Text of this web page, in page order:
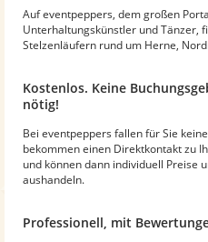
Auf eventpeppers, dem großen
Unterhaltungskünstler und Tänzer,
Stelzenläufern rund um Herne,
Kostenlos. Keine
nötig!
Bei eventpeppers fallen für Sie
bekommen einen Direktkontakt zu
und können dann individuell Preise
aushandeln.
Professionell, mit